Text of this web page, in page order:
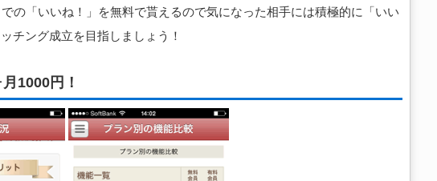
の「いいね！」を無料で貰えるので気になった相手には積極的に「いい
チング成立を目指しましょう！
1000円！